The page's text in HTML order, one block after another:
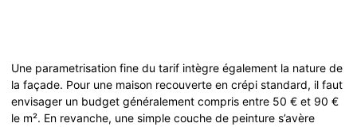
Une parametrisation fine du tarif intègre également la nature de
la façade. Pour une maison recouverte en crépi standard, il faut
envisager un budget généralement compris entre 50 € et 90 €
le m². En revanche, une simple couche de peinture s’avère